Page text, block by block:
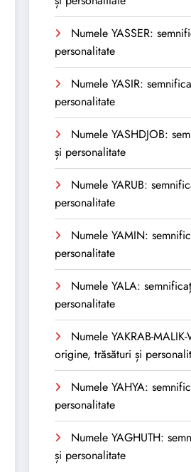
Numele YASSER:
personalitate
Numele YASIR:
personalitate
Numele YASHDJOB:
și personalitate
Numele YARUB:
personalitate
Numele YAMIN:
personalitate
Numele YALA:
personalitate
Numele YAKRAB-
origine, trăsături și
Numele YAHYA:
personalitate
Numele YAGHUTH:
și personalitate